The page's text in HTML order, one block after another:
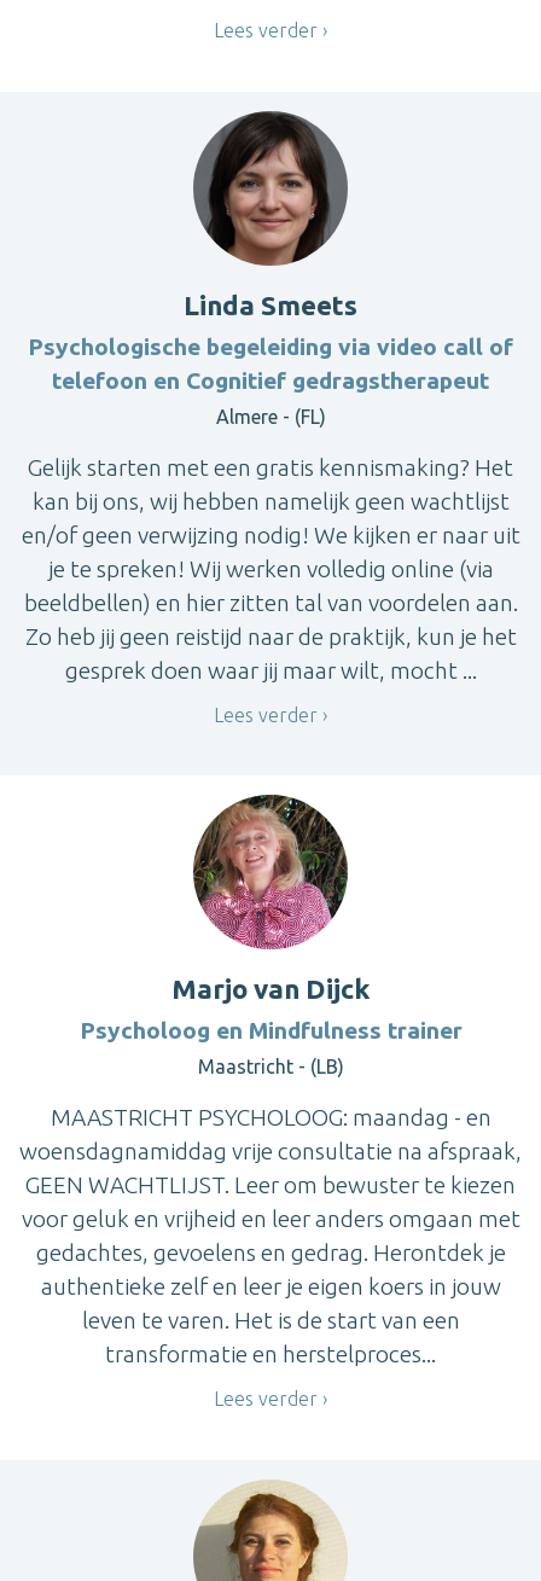
Lees verder
Linda Smeets
Psychologische begeleiding via video call of
telefoon en Cognitief gedragstherapeut
Almere - (FL)
Gelijk starten met een gratis kennismaking? Het
kan bij ons, wij hebben namelijk geen wachtlijst
en/of geen verwijzing nodig! We kijken er naar uit
je te spreken! Wij werken volledig online (via
beeldbellen) en hier zitten tal van voordelen aan.
Zo heb jij geen reistijd naar de praktijk, kun je het
gesprek doen waar jij maar wilt, mocht ...
Lees verder
Marjo van Dijck
Psycholoog en Mindfulness trainer
Maastricht - (LB)
MAASTRICHT PSYCHOLOOG: maandag - en
woensdagnamiddag vrije consultatie na afspraak,
GEEN WACHTLIJST. Leer om bewuster te kiezen
voor geluk en vrijheid en leer anders omgaan met
gedachtes, gevoelens en gedrag. Herontdek je
authentieke zelf en leer je eigen koers in jouw
leven te varen. Het is de start van een
transformatie en herstelproces...
Lees verder